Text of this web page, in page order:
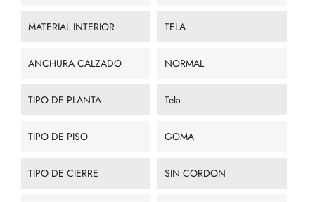
MATERIAL INTERIOR TELA
ANCHURA CALZADO NORMAL
TIPO DE PLANTA Tela
TIPO DE PISO GOMA
TIPO DE CIERRE SIN CORDON